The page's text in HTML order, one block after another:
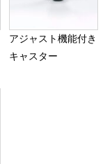
アジャスト機能付き
キャスター